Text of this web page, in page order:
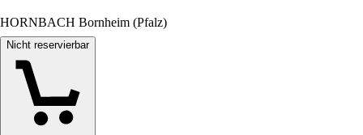
HORNBACH Bornheim (Pfalz)
Nicht reservierbar